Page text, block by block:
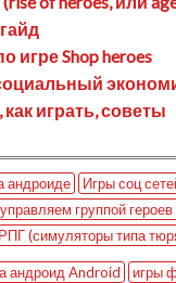
игре Shop heroes
как играть, советы
андроиде
Игры соц
группой героев
(симуляторы типа
андроид Android
игры